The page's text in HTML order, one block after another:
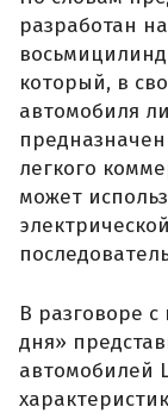
разработан
который, в
автомобиля
легкого
может
В разговоре
дня»
автомобилей